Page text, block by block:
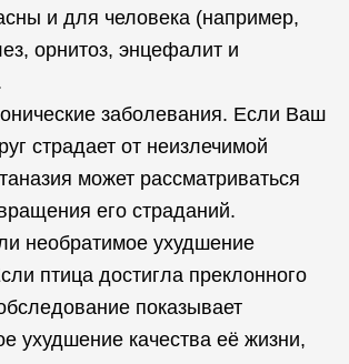
и для человека (например,
орнитоз, энцефалит и
заболевания. Если Ваш
страдает от неизлечимой
может рассматриваться
его страданий.
необратимое ухудшение
птица достигла преклонного
показывает
ухудшение качества её жизни,